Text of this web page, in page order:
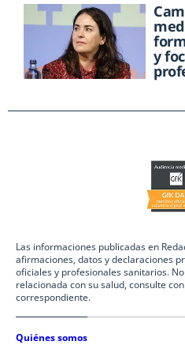
y
Las informaciones publicadas en
afirmaciones, datos y declaraciones
oficiales y profesionales sanitarios.
relacionada con su salud, consulte
correspondiente.
Quiénes somos